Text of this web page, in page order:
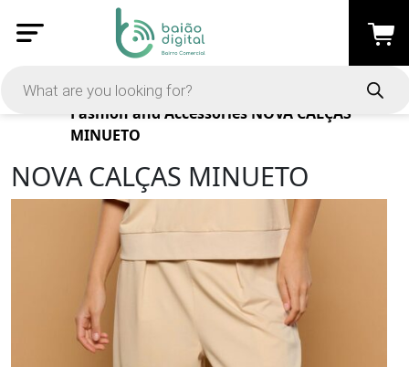
Products
Fashion and Accessories NOVA CALÇAS
MINUETO
NOVA CALÇAS MINUETO